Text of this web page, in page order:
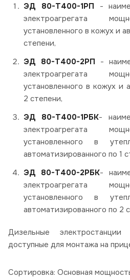
ЭД 80-Т400-1РП -
электроагрегата
установленного в кожух и
степени,
ЭД 80-Т400-2РП -
электроагрегата
установленного в кожух и
2 степени,
ЭД 80-Т400-1РБК-
электроагрегата
установленного в
автоматизированного по 1
ЭД 80-Т400-2РБК-
электроагрегата
установленного в
автоматизированного по 2
Дизельные
доступные для монтажа на
Сортировка: Основная